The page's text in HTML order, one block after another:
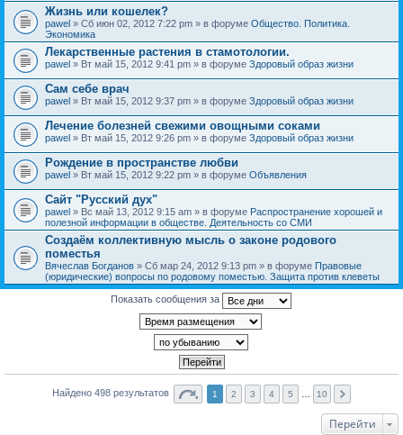
Жизнь или кошелек?
pawel » Сб июн 02, 2012 7:22 pm » в форуме Общество. Политика.
Экономика
Лекарственные растения в стамотологии.
pawel » Вт май 15, 2012 9:41 pm » в форуме Здоровый образ жизни
Сам себе врач
pawel » Вт май 15, 2012 9:37 pm » в форуме Здоровый образ жизни
Лечение болезней свежими овощными соками
pawel » Вт май 15, 2012 9:26 pm » в форуме Здоровый образ жизни
Рождение в пространстве любви
pawel » Вт май 15, 2012 9:22 pm » в форуме Объявления
Сайт "Русский дух"
pawel » Вс май 13, 2012 9:15 am » в форуме Распространение хорошей и
полезной информации в обществе. Деятельность со СМИ
Создаём коллективную мысль о законе родового
поместья
Вячеслав Богданов » Сб мар 24, 2012 9:13 pm » в форуме Правовые
(юридические) вопросы по родовому поместью. Защита против клеветы
Показать сообщения за
Найдено 498 результатов 1 2 3 4 5 10
Перейти